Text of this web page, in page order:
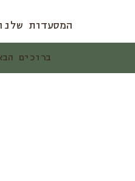
המסעדות
ברוכים